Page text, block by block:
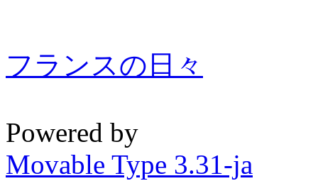
フランスの日々
Powered by
Movable Type 3.31-ja